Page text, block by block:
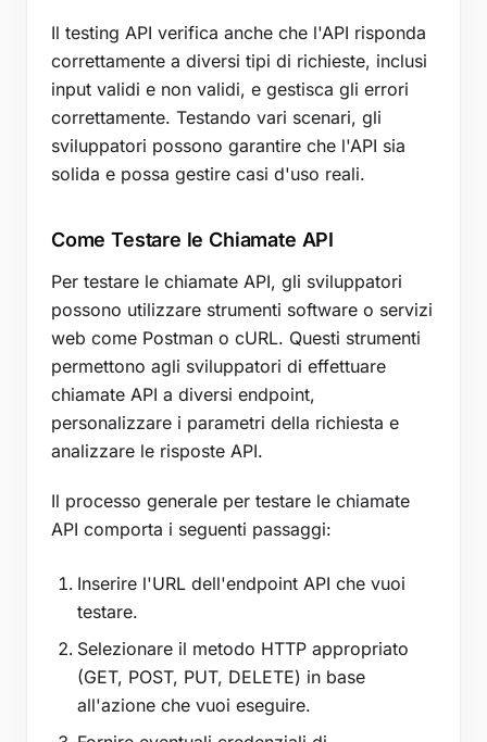
Il testing API verifica anche che l'API risponda
correttamente a diversi tipi di richieste, inclusi
input validi e non validi, e gestisca gli errori
correttamente. Testando vari scenari, gli
sviluppatori possono garantire che l'API sia
solida e possa gestire casi d'uso reali.
Come Testare le Chiamate API
Per testare le chiamate API, gli sviluppatori
possono utilizzare strumenti software o servizi
web come Postman o cURL. Questi strumenti
permettono agli sviluppatori di effettuare
chiamate API a diversi endpoint,
personalizzare i parametri della richiesta e
analizzare le risposte API.
Il processo generale per testare le chiamate
API comporta i seguenti passaggi:
Inserire l'URL dell'endpoint API che vuoi
testare.
Selezionare il metodo HTTP appropriato
(GET, POST, PUT, DELETE) in base
all'azione che vuoi eseguire.